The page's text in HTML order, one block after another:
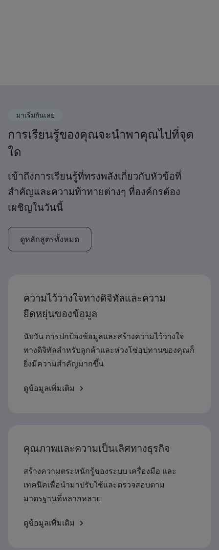
มาเริ่มกันเลย
การเรียนรู้ของคุณจะนำพาคุณไปที่จุด
ใด
เข้าถึงการเรียนรู้ที่ทรงพลังเกี่ยวกับหัวข้อที่
สำคัญและความท้าทายต่างๆ ที่องค์กรต้อง
เผชิญในวันนี้
ดูหลักสูตรทั้งหมด
ความไว้วางใจทางดิจิทัลและความ
ยืดหยุ่นของข้อมูล
นับวัน การปกป้องข้อมูลและสร้างความไว้วางใจ
ทางดิจิทัลสำหรับลูกค้าและห่วงโซ่อุปทานของคุณก็
ยิ่งมีความสำคัญมากขึ้น
ดูข้อมูลเพิ่มเติม
คุณภาพและความเป็นเลิศทางธุรกิจ
สร้างความตระหนักรู้ของระบบ เครื่องมือ และ
เทคนิคเพื่อนำมาปรับใช้และตรวจสอบตาม
มาตรฐานที่หลากหลาย
ดูข้อมูลเพิ่มเติม